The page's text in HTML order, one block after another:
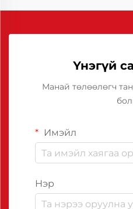
Үнэгүй
Манай төлөөлөгч
Имэйл
Нэр